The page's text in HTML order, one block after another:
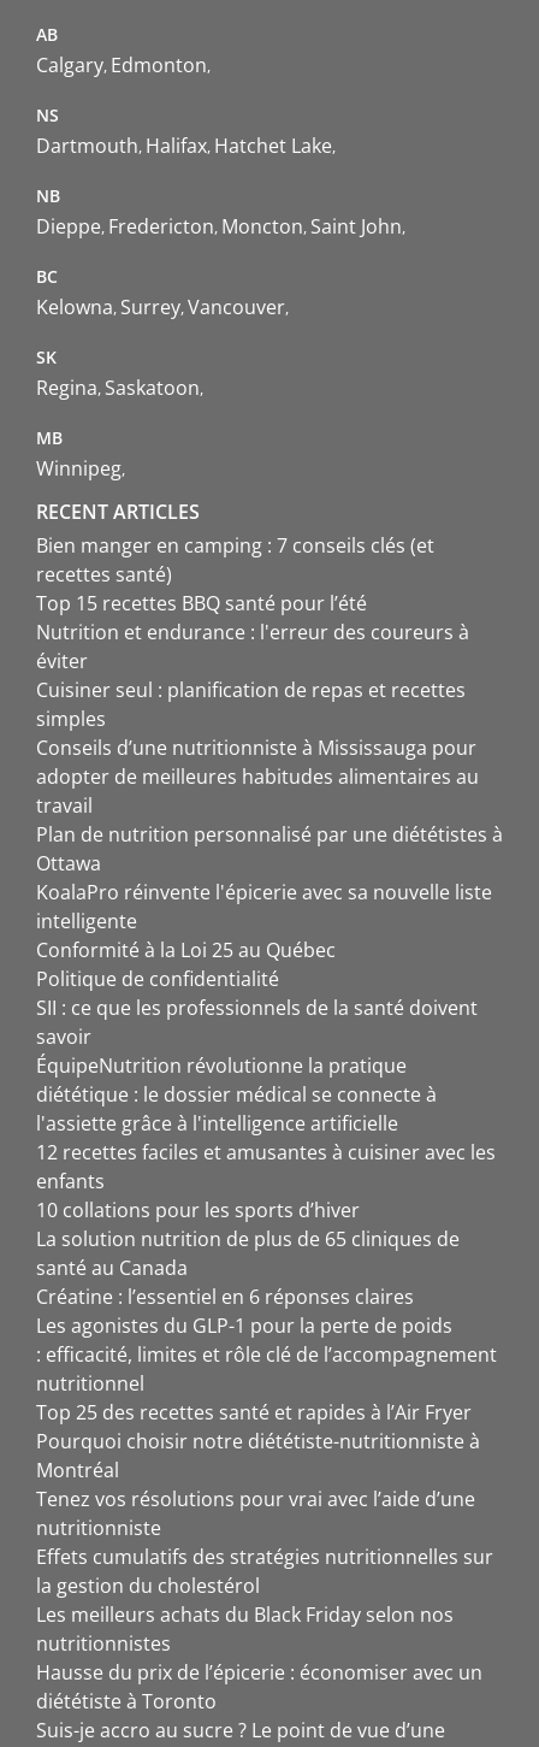
AB
Calgary Edmonton
NS
Dartmouth Halifax Hatchet Lake
NB
Dieppe Fredericton Moncton Saint John
BC
Kelowna Surrey Vancouver
SK
Regina Saskatoon
MB
Winnipeg
RECENT ARTICLES
Bien manger en camping : 7 conseils clés (et
recettes santé)
Top 15 recettes BBQ santé pour l’été
Nutrition et endurance : l'erreur des coureurs à
éviter
Cuisiner seul : planification de repas et recettes
simples
Conseils d’une nutritionniste à Mississauga pour
adopter de meilleures habitudes alimentaires au
travail
Plan de nutrition personnalisé par une diététistes à
Ottawa
KoalaPro réinvente l'épicerie avec sa nouvelle liste
intelligente
Conformité à la Loi 25 au Québec
Politique de confidentialité
SII : ce que les professionnels de la santé doivent
savoir
ÉquipeNutrition révolutionne la pratique
diététique : le dossier médical se connecte à
l'assiette grâce à l'intelligence artificielle
12 recettes faciles et amusantes à cuisiner avec les
enfants
10 collations pour les sports d’hiver
La solution nutrition de plus de 65 cliniques de
santé au Canada
Créatine : l’essentiel en 6 réponses claires
Les agonistes du GLP-1 pour la perte de poids
: efficacité, limites et rôle clé de l’accompagnement
nutritionnel
Top 25 des recettes santé et rapides à l’Air Fryer
Pourquoi choisir notre diététiste-nutritionniste à
Montréal
Tenez vos résolutions pour vrai avec l’aide d’une
nutritionniste
Effets cumulatifs des stratégies nutritionnelles sur
la gestion du cholestérol
Les meilleurs achats du Black Friday selon nos
nutritionnistes
Hausse du prix de l’épicerie : économiser avec un
diététiste à Toronto
Suis-je accro au sucre ? Le point de vue d’une